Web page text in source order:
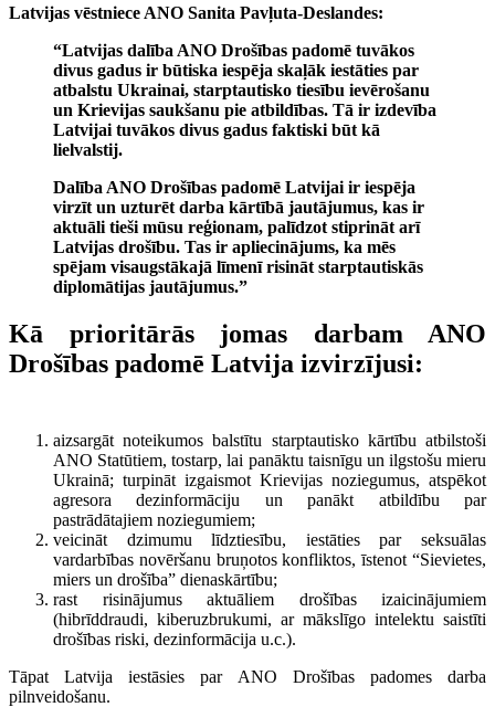
Latvijas vēstniece ANO Sanita Pavļuta-Deslandes:
“Latvijas dalība ANO Drošības padomē tuvākos
divus gadus ir būtiska iespēja skaļāk iestāties par
atbalstu Ukrainai, starptautisko tiesību ievērošanu
un Krievijas saukšanu pie atbildības. Tā ir izdevība
Latvijai tuvākos divus gadus faktiski būt kā
lielvalstij.
Dalība ANO Drošības padomē Latvijai ir iespēja
virzīt un uzturēt darba kārtībā jautājumus, kas ir
aktuāli tieši mūsu reģionam, palīdzot stiprināt arī
Latvijas drošību. Tas ir apliecinājums, ka mēs
spējam visaugstākajā līmenī risināt starptautiskās
diplomātijas jautājumus.”
Kā prioritārās jomas darbam ANO
Drošības padomē Latvija izvirzījusi:
aizsargāt noteikumos balstītu starptautisko kārtību atbilstoši
ANO Statūtiem, tostarp, lai panāktu taisnīgu un ilgstošu mieru
Ukrainā; turpināt izgaismot Krievijas noziegumus, atspēkot
agresora dezinformāciju un panākt atbildību par
pastrādātajiem noziegumiem;
veicināt dzimumu līdztiesību, iestāties par seksuālas
vardarbības novēršanu bruņotos konfliktos, īstenot “Sievietes,
miers un drošība” dienaskārtību;
rast risinājumus aktuāliem drošības izaicinājumiem
(hibrīddraudi, kiberuzbrukumi, ar mākslīgo intelektu saistīti
drošības riski, dezinformācija u.c.).
Tāpat Latvija iestāsies par ANO Drošības padomes darba
pilnveidošanu.